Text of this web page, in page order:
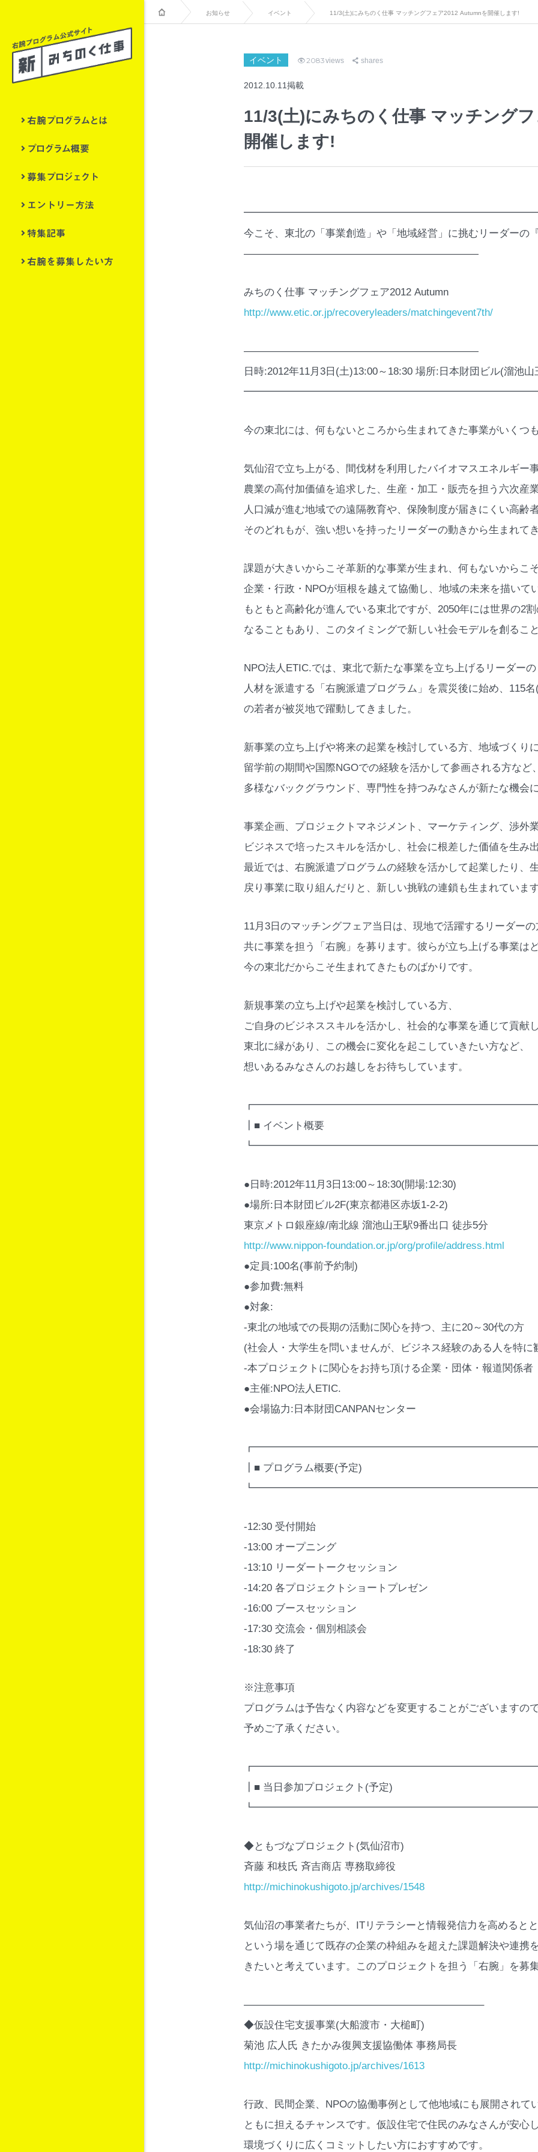
お知らせ イベント 11/3(土)にみちのく仕事 マッチングフェア2012 Autumnを開催します!
イベント 2083views shares
2012.10.11掲載
11/3(土)にみちのく仕事 マッチング
開催します!
今こそ、東北の「事業創造」や「地域経営」に挑むリーダーの
———————————————————————
みちのく仕事 マッチングフェア2012 Autumn
http://www.etic.or.jp/recoveryleaders/matchingevent7th/
———————————————————————
日時:2012年11月3日(土)13:00～18:30 場所:日本財団ビル(溜池山
今の東北には、何もないところから生まれてきた事業がいくつも
気仙沼で立ち上がる、間伐材を利用したバイオマスエネルギー
農業の高付加価値を追求した、生産・加工・販売を担う六次産
人口減が進む地域での遠隔教育や、保険制度が届きにくい高齢
そのどれもが、強い想いを持ったリーダーの動きから生まれてき
課題が大きいからこそ革新的な事業が生まれ、何もないからこ
企業・行政・NPOが垣根を越えて協働し、地域の未来を描いて
もともと高齢化が進んでいる東北ですが、2050年には世界の2
なることもあり、このタイミングで新しい社会モデルを創るこ
NPO法人ETIC.では、東北で新たな事業を立ち上げるリーダー
人材を派遣する「右腕派遣プログラム」を震災後に始め、115
の若者が被災地で躍動してきました。
新事業の立ち上げや将来の起業を検討している方、地域づくり
留学前の期間や国際NGOでの経験を活かして参画される方など、
多様なバックグラウンド、専門性を持つみなさんが新たな機会
事業企画、プロジェクトマネジメント、マーケティング、渉外
ビジネスで培ったスキルを活かし、社会に根差した価値を生み
最近では、右腕派遣プログラムの経験を活かして起業したり、
戻り事業に取り組んだりと、新しい挑戦の連鎖も生まれています
11月3日のマッチングフェア当日は、現地で活躍するリーダーの
共に事業を担う「右腕」を募ります。彼らが立ち上げる事業は
今の東北だからこそ生まれてきたものばかりです。
新規事業の立ち上げや起業を検討している方、
ご自身のビジネススキルを活かし、社会的な事業を通じて貢献
東北に縁があり、この機会に変化を起こしていきたい方など、
想いあるみなさんのお越しをお待ちしています。
┃■ イベント概要
●日時:2012年11月3日13:00～18:30(開場:12:30)
●場所:日本財団ビル2F(東京都港区赤坂1-2-2)
東京メトロ銀座線/南北線 溜池山王駅9番出口 徒歩5分
http://www.nippon-foundation.or.jp/org/profile/address.html
●定員:100名(事前予約制)
●参加費:無料
●対象:
-東北の地域での長期の活動に関心を持つ、主に20～30代の方
(社会人・大学生を問いませんが、ビジネス経験のある人を特に
-本プロジェクトに関心をお持ち頂ける企業・団体・報道関係者
●主催:NPO法人ETIC.
●会場協力:日本財団CANPANセンター
┃■ プログラム概要(予定)
-12:30 受付開始
-13:00 オープニング
-13:10 リーダートークセッション
-14:20 各プロジェクトショートプレゼン
-16:00 ブースセッション
-17:30 交流会・個別相談会
-18:30 終了
※注意事項
プログラムは予告なく内容などを変更することがございますので
予めご了承ください。
┃■ 当日参加プロジェクト(予定)
◆ともづなプロジェクト(気仙沼市)
斉藤 和枝氏 斉吉商店 専務取締役
http://michinokushigoto.jp/archives/1548
気仙沼の事業者たちが、ITリテラシーと情報発信力を高めると
という場を通じて既存の企業の枠組みを超えた課題解決や連携
きたいと考えています。このプロジェクトを担う「右腕」を募集
———————————————————————–
◆仮設住宅支援事業(大船渡市・大槌町)
菊池 広人氏 きたかみ復興支援協働体 事務局長
http://michinokushigoto.jp/archives/1613
行政、民間企業、NPOの協働事例として他地域にも展開されて
ともに担えるチャンスです。仮設住宅で住民のみなさんが安心
環境づくりに広くコミットしたい方におすすめです。